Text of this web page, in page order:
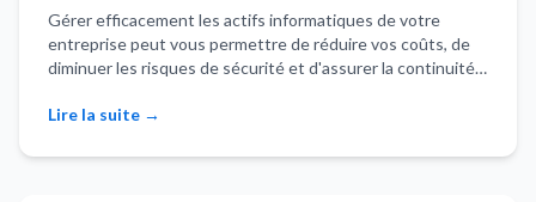
guide pratique
Gérer efficacement les actifs informatiques de votre
entreprise peut vous permettre de réduire vos coûts, de
diminuer les risques de sécurité et d'assurer la continuité
montréalaises à bâtir une stratégie solide de gestion des
Lire la suite →